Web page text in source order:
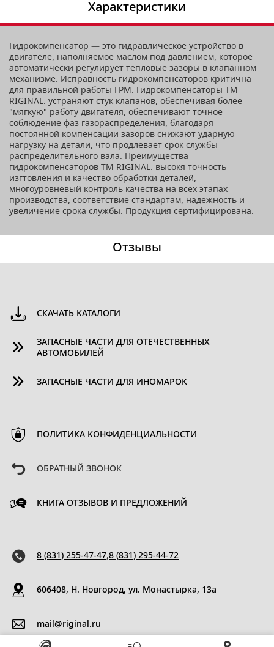
Характеристики
Гидрокомпенсатор — это гидравлическое устройство в
двигателе, наполняемое маслом под давлением, которое
автоматически регулирует тепловые зазоры в клапанном
механизме. Исправность гидрокомпенсаторов критична
для правильной работы ГРМ. Гидрокомпенсаторы ТМ
RIGINAL: устраняют стук клапанов, обеспечивая более
"мягкую" работу двигателя, обеспечивают точное
соблюдение фаз газораспределения, благодаря
постоянной компенсации зазоров снижают ударную
нагрузку на детали, что продлевает срок службы
распределительного вала. Преимущества
гидрокомпенсаторов ТМ RIGINAL: высокя точность
изгтовления и качество обработки деталей,
многоуровневый контроль качества на всех этапах
производства, соответствие стандартам, надежность и
увеличение срока службы. Продукция сертифицирована.
Отзывы
СКАЧАТЬ КАТАЛОГИ
ЗАПАСНЫЕ ЧАСТИ ДЛЯ ОТЕЧЕСТВЕННЫХ
АВТОМОБИЛЕЙ
ЗАПАСНЫЕ ЧАСТИ ДЛЯ ИНОМАРОК
ПОЛИТИКА КОНФИДЕНЦИАЛЬНОСТИ
ОБРАТНЫЙ ЗВОНОК
КНИГА ОТЗЫВОВ И ПРЕДЛОЖЕНИЙ
8 (831) 255-47-47,8 (831) 295-44-72
606408, Н. Новгород, ул. Монастырка, 13a
mail@riginal.ru